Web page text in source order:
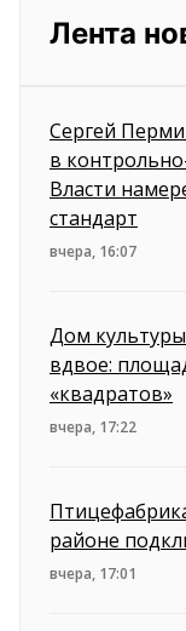
Лента
Сергей
в
Власти
стандарт
вчера, 16:07
Дом
вдвое:
«квадратов»
вчера, 17:22
районе
вчера, 17:01